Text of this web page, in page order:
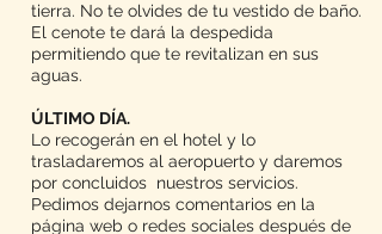
tierra. No te olvides de tu vestido de baño.
El cenote te dará la despedida
permitiendo que te revitalizan en sus
aguas.
ÚLTIMO DÍA.
Lo recogerán en el hotel y lo
trasladaremos al aeropuerto y daremos
por concluidos nuestros servicios.
Pedimos dejarnos comentarios en la
página web o redes sociales después de